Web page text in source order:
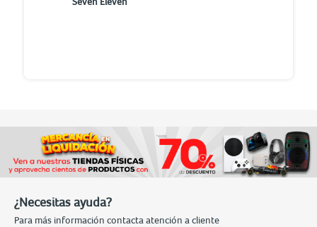
¿Necesitas ayuda?
Para más información contacta atención a cliente